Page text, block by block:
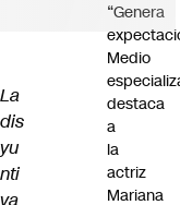
La
dis
yu
nti
va
“Genera
Medio
destaca
a
la
actriz
Mariana